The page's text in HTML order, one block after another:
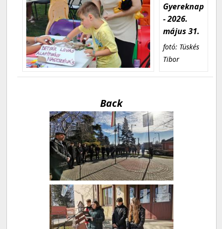
Gyereknap
- 2026.
május 31.
fotó: Tüskés
Tibor
Back